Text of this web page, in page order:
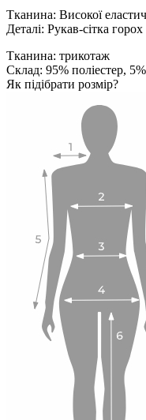
Тканина: Високої
Деталі: Рукав-сітка горох
Тканина: трикотаж
Склад: 95% поліестер,
Як підібрати розмір?